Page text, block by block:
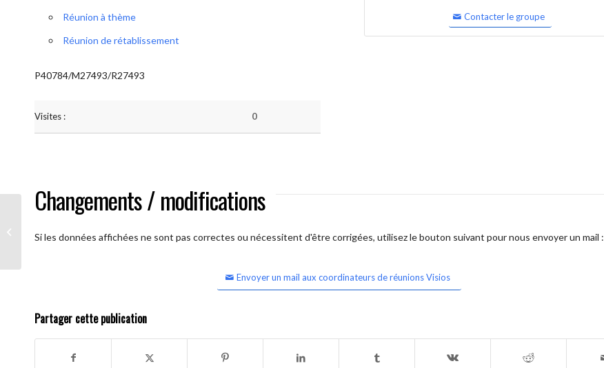
Réunion à thème
Réunion de rétablissement
P40784/M27493/R27493
Visites : 0
Contacter le groupe
Changements / modifications
Si les données affichées ne sont pas correctes ou nécessitent d'être corrigées, utilisez le bouton suivant pour nous envoyer un mail :
Envoyer un mail aux coordinateurs de réunions Visios
Partager cette publication